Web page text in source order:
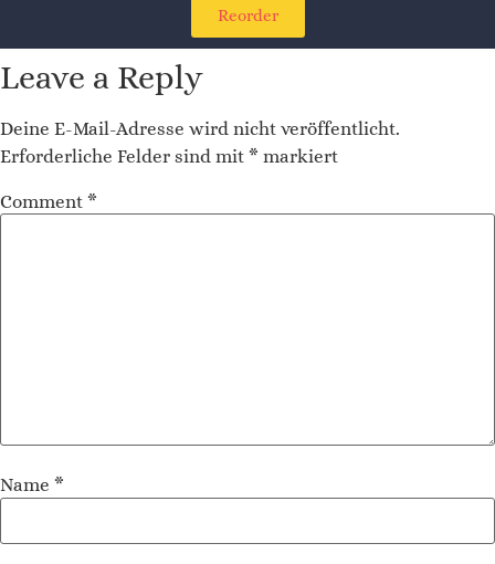
Reorder
Leave a Reply
Deine E-Mail-Adresse wird nicht veröffentlicht.
Erforderliche Felder sind mit * markiert
Comment *
Name *